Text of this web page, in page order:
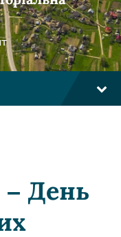
– День